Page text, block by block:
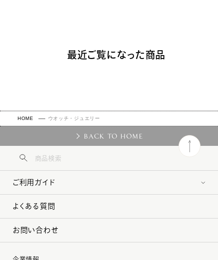
最近ご覧になった商品
HOME ウオッチ・ジュエリー
BACK TO HOME
ご利用ガイド
よくある質問
お問い合わせ